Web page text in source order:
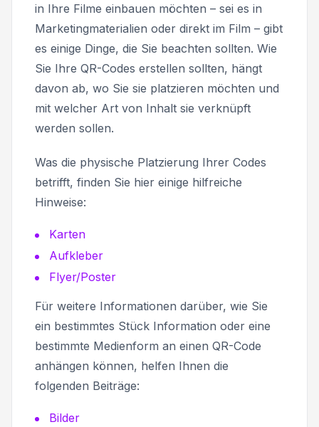
in Ihre Filme einbauen möchten – sei es in
Marketingmaterialien oder direkt im Film – gibt
es einige Dinge, die Sie beachten sollten. Wie
Sie Ihre QR-Codes erstellen sollten, hängt
davon ab, wo Sie sie platzieren möchten und
mit welcher Art von Inhalt sie verknüpft
werden sollen.
Was die physische Platzierung Ihrer Codes
betrifft, finden Sie hier einige hilfreiche
Hinweise:
Karten
Aufkleber
Flyer/Poster
Für weitere Informationen darüber, wie Sie
ein bestimmtes Stück Information oder eine
bestimmte Medienform an einen QR-Code
anhängen können, helfen Ihnen die
folgenden Beiträge:
Bilder